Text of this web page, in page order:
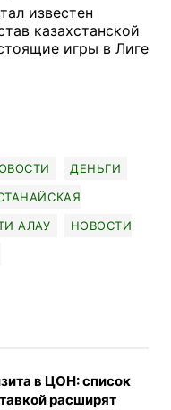
известен
казахстанской
игры в Лиге
ДЕНЬГИ
АЛАУ
НОВОСТИ
в ЦОН: список
расширят